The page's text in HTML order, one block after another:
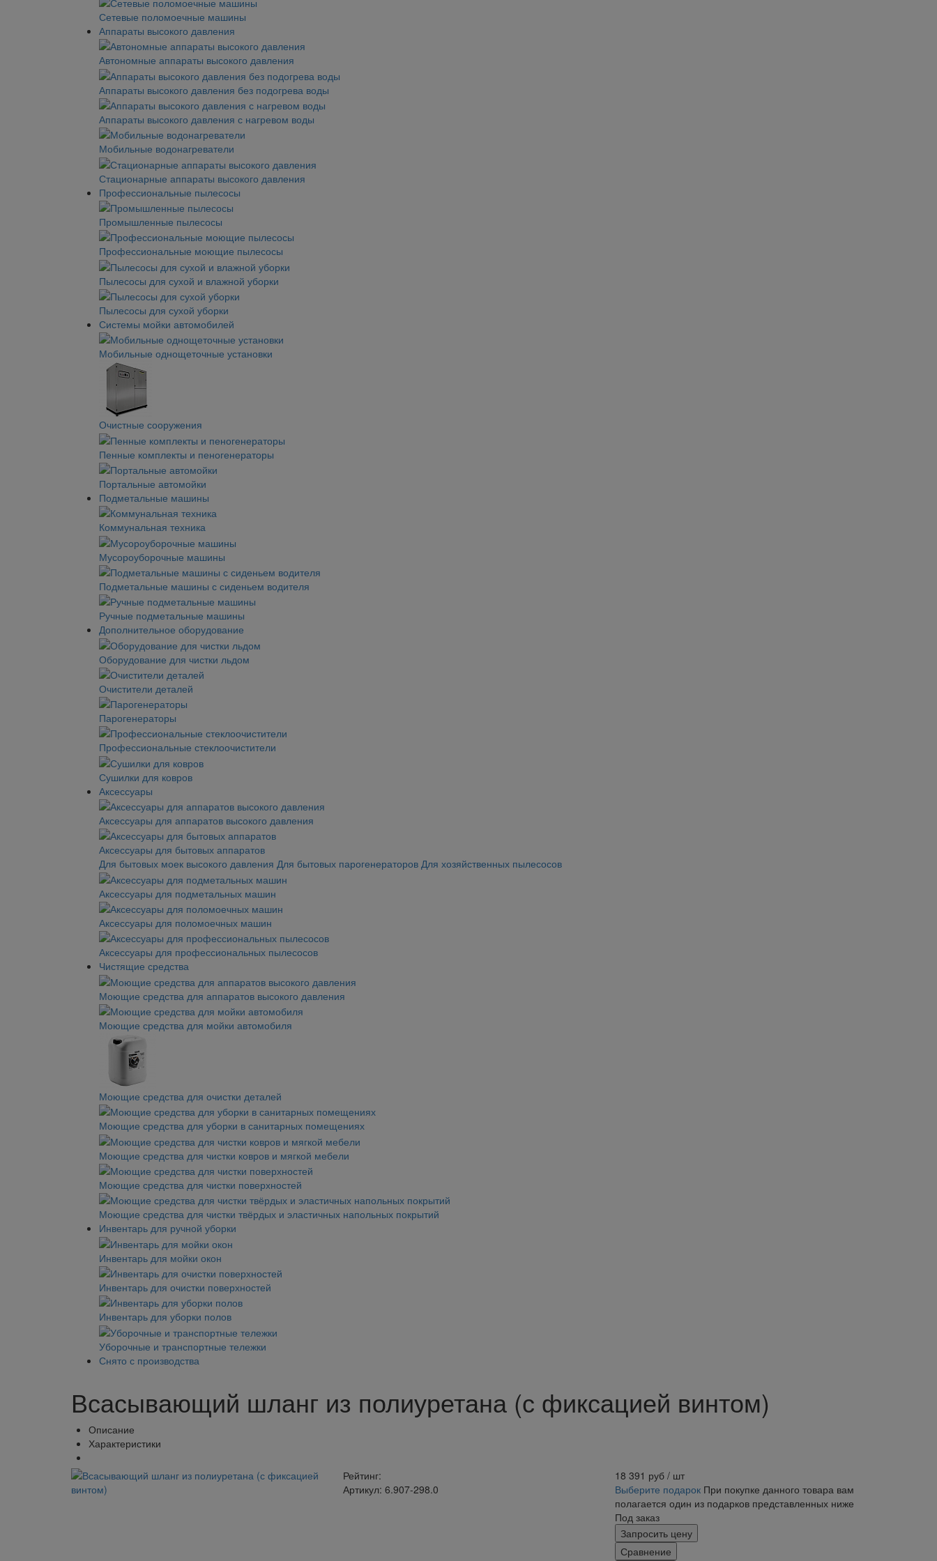
Сетевые поломоечные машины
Аппараты высокого давления
Автономные аппараты высокого давления
Аппараты высокого давления без подогрева воды
Аппараты высокого давления с нагревом воды
Мобильные водонагреватели
Стационарные аппараты высокого давления
Профессиональные пылесосы
Промышленные пылесосы
Профессиональные моющие пылесосы
Пылесосы для сухой и влажной уборки
Пылесосы для сухой уборки
Системы мойки автомобилей
Мобильные однощеточные установки
Очистные сооружения
Пенные комплекты и пеногенераторы
Портальные автомойки
Подметальные машины
Коммунальная техника
Мусороуборочные машины
Подметальные машины с сиденьем водителя
Ручные подметальные машины
Дополнительное оборудование
Оборудование для чистки льдом
Очистители деталей
Парогенераторы
Профессиональные стеклоочистители
Сушилки для ковров
Аксессуары
Аксессуары для аппаратов высокого давления
Аксессуары для бытовых аппаратов
Для бытовых моек высокого давления Для бытовых парогенераторов Для хозяйственных пылесосов
Аксессуары для подметальных машин
Аксессуары для поломоечных машин
Аксессуары для профессиональных пылесосов
Чистящие средства
Моющие средства для аппаратов высокого давления
Моющие средства для мойки автомобиля
Моющие средства для очистки деталей
Моющие средства для уборки в санитарных помещениях
Моющие средства для чистки ковров и мягкой мебели
Моющие средства для чистки поверхностей
Моющие средства для чистки твёрдых и эластичных напольных покрытий
Инвентарь для ручной уборки
Инвентарь для мойки окон
Инвентарь для очистки поверхностей
Инвентарь для уборки полов
Уборочные и транспортные тележки
Снято с производства
Всасывающий шланг из полиуретана (с фиксацией винтом)
Описание
Характеристики
Рейтинг:
Артикул: 6.907-298.0
18 391 руб / шт
Выберите подарок При покупке данного товара вам
полагается один из подарков представленных ниже
Под заказ
Запросить цену
Сравнение